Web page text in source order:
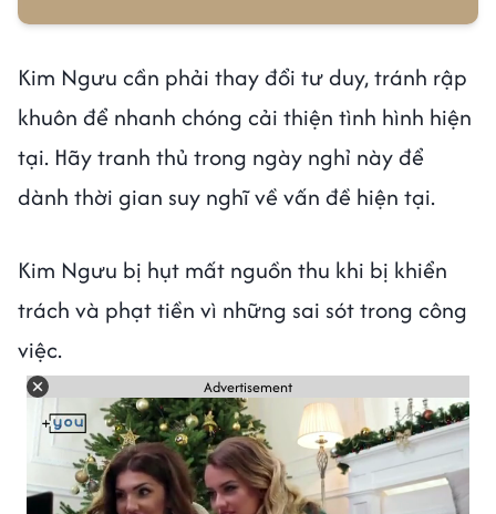
Kim Ngưu cần phải thay đổi tư duy, tránh rập
khuôn để nhanh chóng cải thiện tình hình hiện
tại. Hãy tranh thủ trong ngày nghỉ này để
dành thời gian suy nghĩ về vấn đề hiện tại.
Kim Ngưu bị hụt mất nguồn thu khi bị khiển
trách và phạt tiền vì những sai sót trong công
việc.
Advertisement